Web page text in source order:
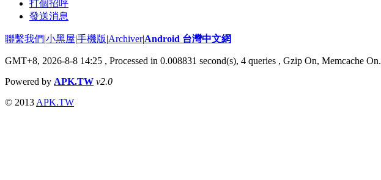
打個招呼
發送消息
聯繫我們|小黑屋|手機版|Archiver|Android 台灣中文網
GMT+8, 2026-8-8 14:25 , Processed in 0.008831 second(s), 4 queries , Gzip On, Memcache On.
Powered by APK.TW v2.0
© 2013 APK.TW